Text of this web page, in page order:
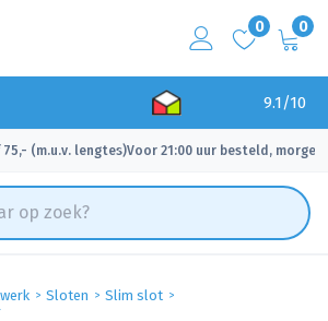
0 0
9.1/10
(m.u.v. lengtes)
✓ Voor 21:00 uur besteld, morgen
Sloten
Slim slot